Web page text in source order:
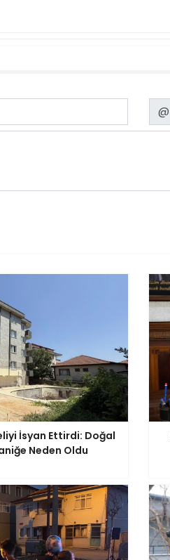
Email
@
İsyan Ettirdi: Doğal
Neden Oldu